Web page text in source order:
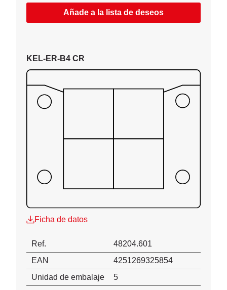
Añade a la lista de deseos
KEL-ER-B4 CR
Ficha de datos
Ref.
48204.601
EAN
4251269325854
Unidad de embalaje
5